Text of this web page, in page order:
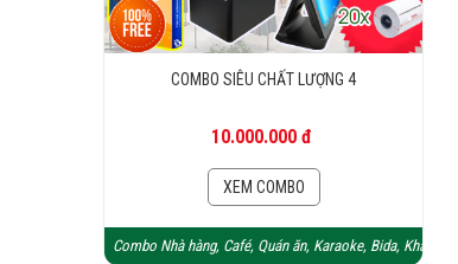
COMBO SIÊU CHẤT LƯỢNG 4
10.000.000 đ
XEM COMBO
Combo Nhà hàng, Café, Quán ăn, Karaoke, Bida, Khách sạn